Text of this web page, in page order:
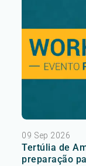
09 Sep 2026
Tertúlia de
preparação